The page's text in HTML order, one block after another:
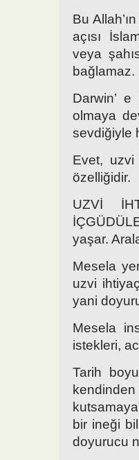
Bu
açısı
veya
bağlamaz.
Darwin’
olmaya
sevdiğiyle
Evet, uzvi
özelliğidir.
UZVİ
yaşar.
Mesela
uzvi
yani
Mesela
istekleri,
Tarih
bir ineği
doyurucu